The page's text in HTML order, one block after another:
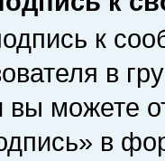
к
в
вы можете
в